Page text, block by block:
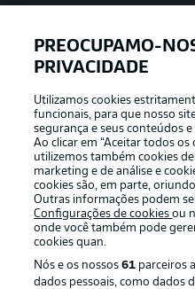
APLICATIVO
Oferecido por
PREOCUPAMO-
PRIVACIDADE
Utilizamos cookies
funcionais, para que nosso
segurança e seus conteúdos
Ao clicar em “Aceitar todos os
utilizemos também cookies
marketing e de análise e
cookies são, em parte,
Outras informações podem
Configurações de cookiesou
onde você também pode
cookies quan.
Nós e os nossos61 parceiros
dados pessoais, como dados